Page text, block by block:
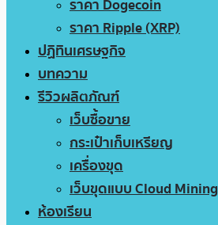
ราคา Dogecoin
ราคา Ripple (XRP)
ปฏิทินเศรษฐกิจ
บทความ
รีวิวผลิตภัณฑ์
เว็บซื้อขาย
กระเป๋าเก็บเหรียญ
เครื่องขุด
เว็บขุดแบบ Cloud Mining
ห้องเรียน